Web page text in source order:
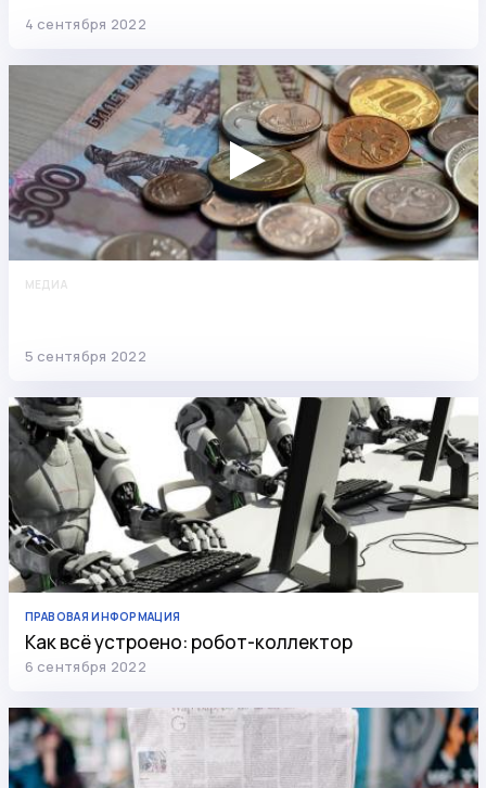
4 сентября 2022
МЕДИА
5 сентября 2022
ПРАВОВАЯ ИНФОРМАЦИЯ
Как всё устроено: робот-коллектор
6 сентября 2022